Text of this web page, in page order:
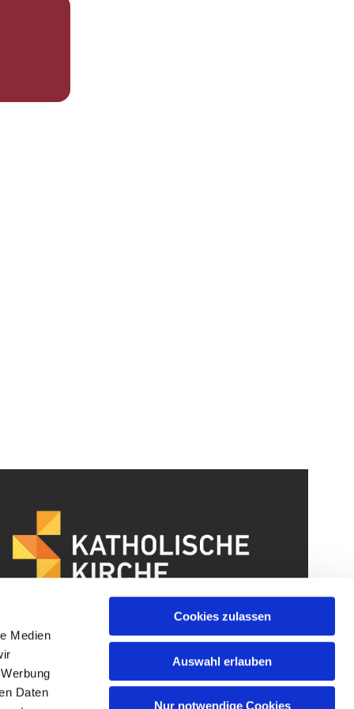
Medien
Daten
Cookies zulassen
Auswahl erlauben
Nur notwendige Cookies